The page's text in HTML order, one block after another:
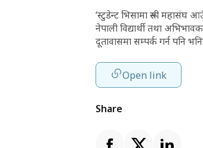
‘स्टुडेन्ट भिसामा रूसी महासंघ
नेपाली विद्यार्थी तथा
दूतावासमा सम्पर्क गर्न पनि
Open link
Share